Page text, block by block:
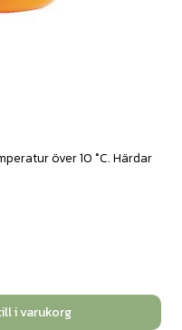
över 10 °C. Härdar
i varukorg